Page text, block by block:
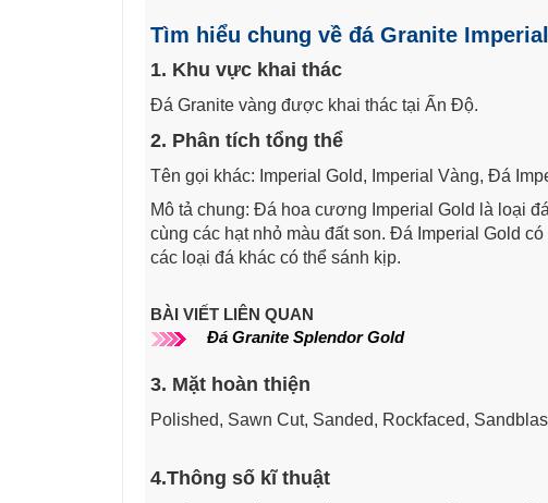
Tìm hiểu chung về đá Granite
1. Khu vực khai thác
Đá Granite vàng được khai thác tại Ấn Độ.
2. Phân tích tổng thể
Tên gọi khác: Imperial Gold, Imperial Vàng, Đá
Mô tả chung: Đá hoa cương Imperial Gold là loại
cùng các hạt nhỏ màu đất son. Đá Imperial Gold
các loại đá khác có thể sánh kịp.
BÀI VIẾT LIÊN QUAN
Đá Granite Splendor Gold
3. Mặt hoàn thiện
Polished, Sawn Cut, Sanded, Rockfaced,
4.Thông số kĩ thuật